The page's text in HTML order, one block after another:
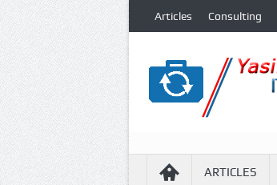
Articles Consulting
ARTICLES